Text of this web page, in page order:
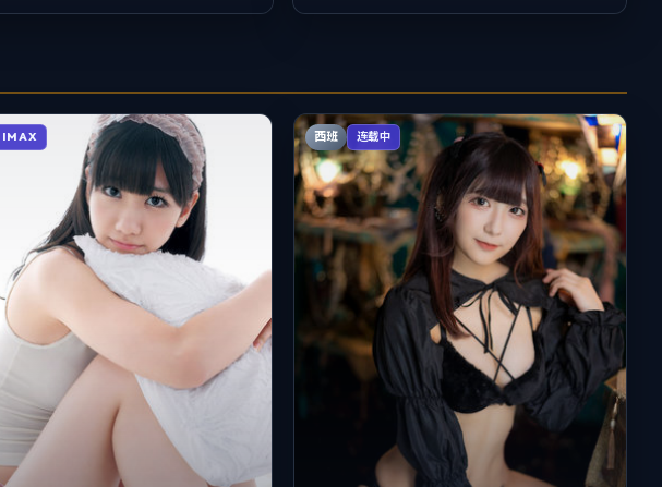
IMAX 西班 连载中